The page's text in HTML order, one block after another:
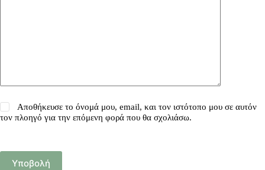
Αποθήκευσε το όνομά μου, email, και τον ιστότοπο μου σε αυτόν
τον πλοηγό για την επόμενη φορά που θα σχολιάσω.
Υποβολή